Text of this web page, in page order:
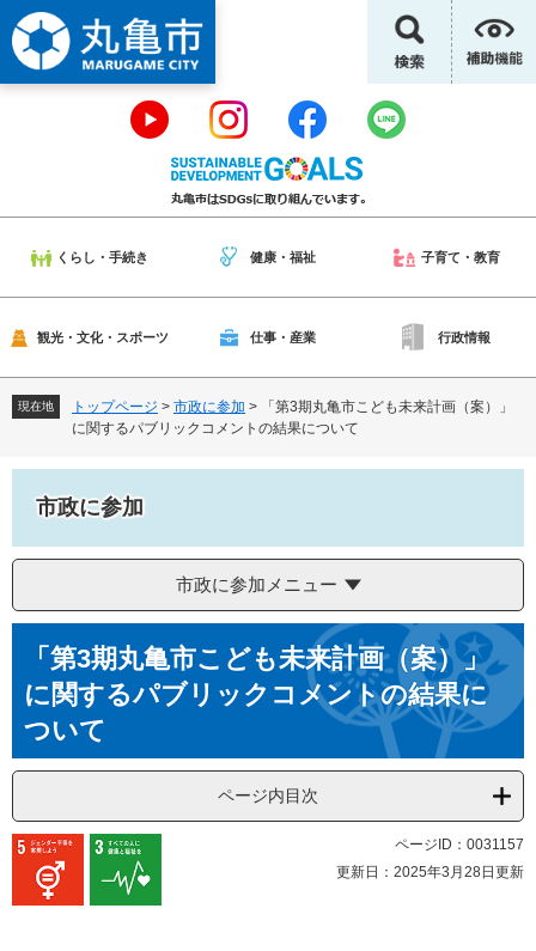
ー
ジ
の
。
ニ
ュ
ー
て
くらし・手続き 健康・福祉 子育て・教育
観光・文化・スポーツ 仕事・産業 行政情報
現在地 トップページ > 市政に参加 >
「第3期丸亀市こども未来計画（案）」
に関するパブリックコメントの結果について
市政に参加
市政に参加メニュー
「第3期丸亀市こども未来計画（案）」
に関するパブリックコメントの結果に
ついて
ページ内目次
ページID：0031157
更新日：2025年3月28日更新